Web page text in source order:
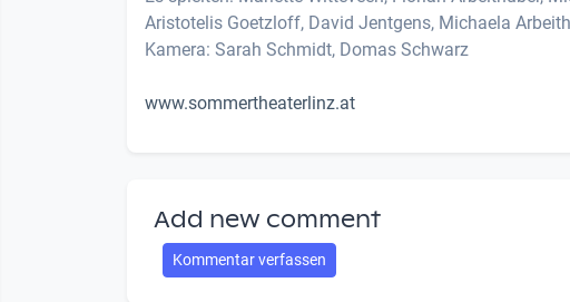
Aristotelis Goetzloff, David Jentgens, Michaela
Kamera: Sarah Schmidt, Domas Schwarz
www.sommertheaterlinz.at
Add new comment
Kommentar verfassen